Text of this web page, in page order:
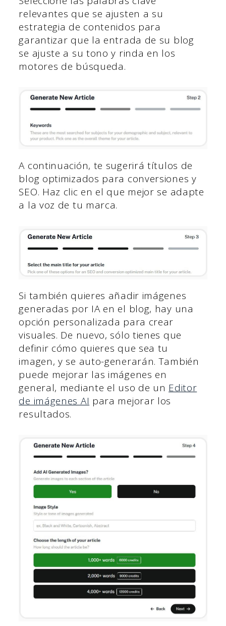
relevantes que se ajusten a su
estrategia de contenidos para
garantizar que la entrada de su blog
se ajuste a su tono y rinda en los
motores de búsqueda.
A continuación, te sugerirá títulos de
blog optimizados para conversiones y
SEO. Haz clic en el que mejor se adapte
a la voz de tu marca.
Si también quieres añadir imágenes
generadas por IA en el blog, hay una
opción personalizada para crear
visuales. De nuevo, sólo tienes que
definir cómo quieres que sea tu
imagen, y se auto-generarán. También
puede mejorar las imágenes en
general, mediante el uso de un Editor
de imágenes AI para mejorar los
resultados.